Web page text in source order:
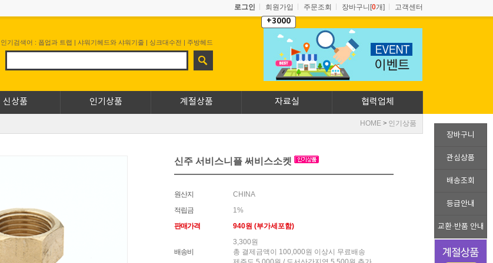
장바구니
관심상품
배송조회
등급안내
교환·반품 안내
+3000
로그인 회원가입 주문조회 장바구니[0개] 고객센터
인기검색어 : 폽업과 트랩 | 샤워기헤드와 샤워기줄 | 싱크대수전 | 주방헤드
신상품 인기상품 계절상품 자료실 협력업체
HOME > 인기상품
신주 서비스니플 써비스소켓
원산지
CHINA
적립금
1%
판매가격
940원 (부가세포함)
배송비
3,300원
총 결제금액이 100,000원 이상시 무료배송